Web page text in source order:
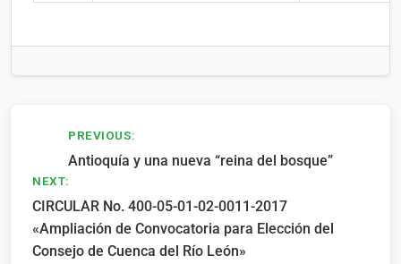
Navegación
entradas
PREVIOUS:
Antioquía y una nueva “reina del bosque”
NEXT:
CIRCULAR No. 400-05-01-02-0011-2017
«Ampliación de Convocatoria para Elección del
Consejo de Cuenca del Río León»